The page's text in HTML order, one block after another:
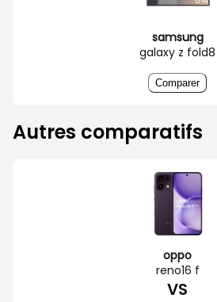
samsung
galaxy z fold8
Comparer
Autres comparatifs
oppo
reno16 f
VS